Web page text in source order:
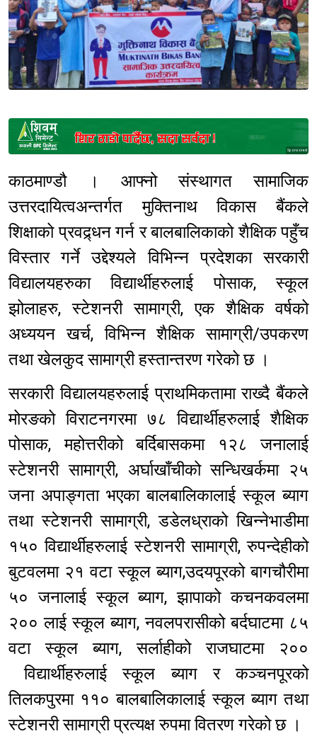
Sponsored
काठमाण्डौ । आफ्नो संस्थागत सामाजिक
उत्तरदायित्वअन्तर्गत मुक्तिनाथ विकास बैंकले
शिक्षाको प्रवद्र्धन गर्न र बालबालिकाको शैक्षिक पहुँच
विस्तार गर्ने उद्देश्यले विभिन्न प्रदेशका सरकारी
विद्यालयहरुका विद्यार्थीहरुलाई पोसाक, स्कूल
झोलाहरु, स्टेशनरी सामाग्री, एक शैक्षिक वर्षको
अध्ययन खर्च, विभिन्न शैक्षिक सामाग्री/उपकरण
तथा खेलकुद सामाग्री हस्तान्तरण गरेको छ ।
सरकारी विद्यालयहरुलाई प्राथमिकतामा राख्दै बैंकले
मोरङको विराटनगरमा ७८ विद्यार्थीहरुलाई शैक्षिक
पोसाक, महोत्तरीको बर्दिबासकमा १२८ जनालाई
स्टेशनरी सामाग्री, अर्घाखाँचीको सन्धिखर्कमा २५
जना अपाङ्गता भएका बालबालिकालाई स्कूल ब्याग
तथा स्टेशनरी सामाग्री, डडेलध्राको खिन्नेभाडीमा
१५० विद्यार्थीहरुलाई स्टेशनरी सामाग्री, रुपन्देहीको
बुटवलमा २१ वटा स्कूल ब्याग,उदयपूरको बागचौरीमा
५० जनालाई स्कूल ब्याग, झापाको कचनकवलमा
२०० लाई स्कूल ब्याग, नवलपरासीको बर्दघाटमा ८५
वटा स्कूल ब्याग, सर्लाहीको राजघाटमा २००
विद्यार्थीहरुलाई स्कूल ब्याग र कञ्चनपूरको
तिलकपुरमा ११० बालबालिकालाई स्कूल ब्याग तथा
स्टेशनरी सामाग्री प्रत्यक्ष रुपमा वितरण गरेको छ ।